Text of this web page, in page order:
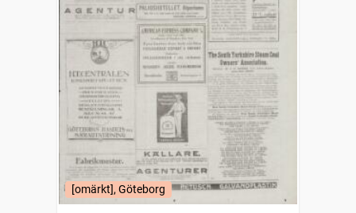
[omärkt], Göteborg